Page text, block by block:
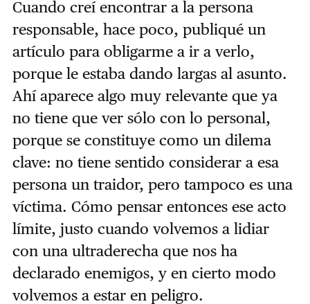
Cuando creí encontrar a la persona
responsable, hace poco, publiqué un
artículo para obligarme a ir a verlo,
porque le estaba dando largas al asunto.
Ahí aparece algo muy relevante que ya
no tiene que ver sólo con lo personal,
porque se constituye como un dilema
clave: no tiene sentido considerar a esa
persona un traidor, pero tampoco es una
víctima. Cómo pensar entonces ese acto
límite, justo cuando volvemos a lidiar
con una ultraderecha que nos ha
declarado enemigos, y en cierto modo
volvemos a estar en peligro.